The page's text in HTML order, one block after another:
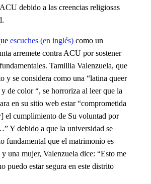
debido a las creencias religiosas
escuches (en inglés)como un
arremete contra ACU por sostener
Tamillia Valenzuela, que
y se considera como una “latina queer
de color “, se horroriza al leer que la
en su sitio web estar “comprometida
el cumplimiento de Su voluntad por
Y debido a que la universidad se
fundamental que el matrimonio es
una mujer, Valenzuela dice: “Esto me
puedo estar segura en este distrito